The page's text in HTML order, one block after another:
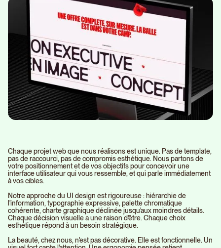
Chaque projet web que nous réalisons est unique. Pas de template,
pas de raccourci, pas de compromis esthétique. Nous partons de
votre positionnement et de vos objectifs pour concevoir une
interface utilisateur qui vous ressemble, et qui parle immédiatement
à vos cibles.
Notre approche du UI design est rigoureuse : hiérarchie de
l'information, typographie expressive, palette chromatique
cohérente, charte graphique déclinée jusqu'aux moindres détails.
Chaque décision visuelle a une raison d'être. Chaque choix
esthétique répond à un besoin stratégique.
La beauté, chez nous, n'est pas décorative. Elle est fonctionnelle. Un